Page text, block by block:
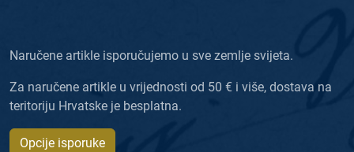
Naručene artikle isporučujemo u sve zemlje svijeta.
Za naručene artikle u vrijednosti od 50 € i više, dostava na
teritoriju Hrvatske je besplatna.
Opcije isporuke